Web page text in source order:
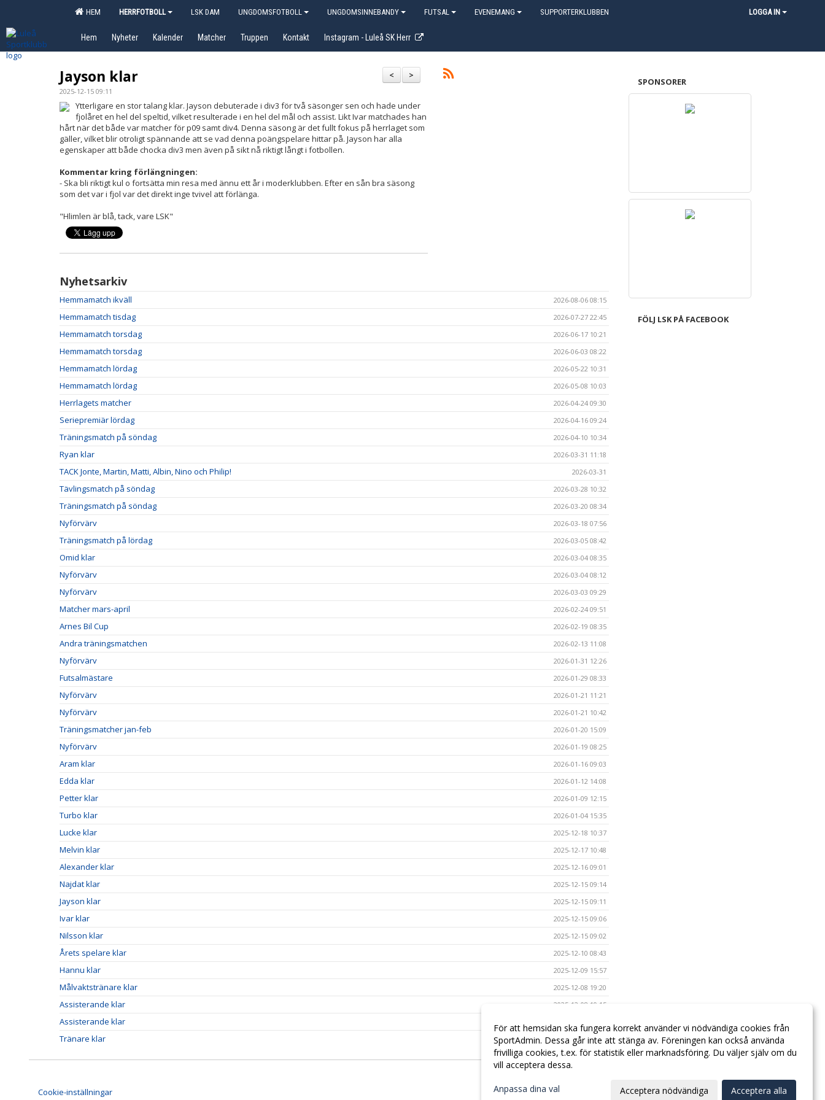
HEM HERRFOTBOLL LSK DAM UNGDOMSFOTBOLL UNGDOMSINNEBANDY FUTSAL EVENEMANG SUPPORTERKLUBBEN LOGGA IN
Hem Nyheter Kalender Matcher Truppen Kontakt Instagram - Luleå SK Herr
>
<
Jayson klar
2025-12-15 09:11
Ytterligare en stor talang klar. Jayson debuterade i div3 för två säsonger sen och hade under
fjolåret en hel del speltid, vilket resulterade i en hel del mål och assist. Likt Ivar matchades han
hårt när det både var matcher för p09 samt div4. Denna säsong är det fullt fokus på herrlaget som
gäller, vilket blir otroligt spännande att se vad denna poängspelare hittar på. Jayson har alla
egenskaper att både chocka div3 men även på sikt nå riktigt långt i fotbollen.
Kommentar kring förlängningen:
- Ska bli riktigt kul o fortsätta min resa med ännu ett år i moderklubben. Efter en sån bra säsong
som det var i fjol var det direkt inge tvivel att förlänga.
"Hlimlen är blå, tack, vare LSK"
Nyhetsarkiv
Hemmamatch ikväll 2026-08-06 08:15
Hemmamatch tisdag 2026-07-27 22:45
Hemmamatch torsdag 2026-06-17 10:21
Hemmamatch torsdag 2026-06-03 08:22
Hemmamatch lördag 2026-05-22 10:31
Hemmamatch lördag 2026-05-08 10:03
Herrlagets matcher 2026-04-24 09:30
Seriepremiär lördag 2026-04-16 09:24
Träningsmatch på söndag 2026-04-10 10:34
Ryan klar 2026-03-31 11:18
TACK Jonte, Martin, Matti, Albin, Nino och Philip! 2026-03-31
Tävlingsmatch på söndag 2026-03-28 10:32
Träningsmatch på söndag 2026-03-20 08:34
Nyförvärv 2026-03-18 07:56
Träningsmatch på lördag 2026-03-05 08:42
Omid klar 2026-03-04 08:35
Nyförvärv 2026-03-04 08:12
Nyförvärv 2026-03-03 09:29
Matcher mars-april 2026-02-24 09:51
Arnes Bil Cup 2026-02-19 08:35
Andra träningsmatchen 2026-02-13 11:08
Nyförvärv 2026-01-31 12:26
Futsalmästare 2026-01-29 08:33
Nyförvärv 2026-01-21 11:21
Nyförvärv 2026-01-21 10:42
Träningsmatcher jan-feb 2026-01-20 15:09
Nyförvärv 2026-01-19 08:25
Aram klar 2026-01-16 09:03
Edda klar 2026-01-12 14:08
Petter klar 2026-01-09 12:15
Turbo klar 2026-01-04 15:35
Lucke klar 2025-12-18 10:37
Melvin klar 2025-12-17 10:48
Alexander klar 2025-12-16 09:01
Najdat klar 2025-12-15 09:14
Jayson klar 2025-12-15 09:11
Ivar klar 2025-12-15 09:06
Nilsson klar 2025-12-15 09:02
Årets spelare klar 2025-12-10 08:43
Hannu klar 2025-12-09 15:57
Målvaktstränare klar 2025-12-08 19:20
Assisterande klar 2025-12-08 19:15
Assisterande klar
Tränare klar 2025-12-08 19:04
SPONSORER
FÖLJ LSK PÅ FACEBOOK
Cookie-inställningar
För att hemsidan ska fungera korrekt använder vi nödvändiga cookies från
SportAdmin. Dessa går inte att stänga av. Föreningen kan också använda
frivilliga cookies, t.ex. för statistik eller marknadsföring. Du väljer själv om du
vill acceptera dessa.
Anpassa dina val Acceptera nödvändiga Acceptera alla